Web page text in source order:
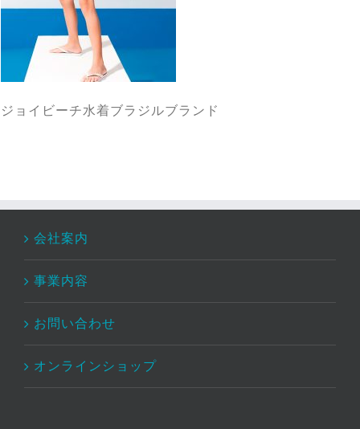
ジョイビーチ水着ブラジルブランド
会社案内
事業内容
お問い合わせ
オンラインショップ